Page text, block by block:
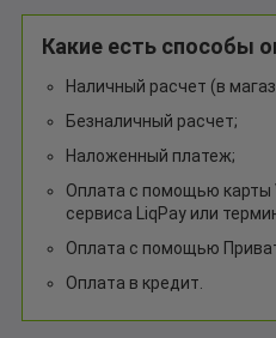
Какие есть способы
Наличный расчет (в
Безналичный расчет;
Наложенный платеж;
Оплата с помощью карты
сервиса LiqPay или
Оплата с помощью
Оплата в кредит.